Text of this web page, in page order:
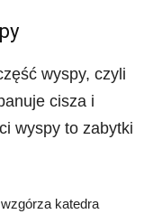
wyspy, czyli
cisza i
wyspy to zabytki
katedra